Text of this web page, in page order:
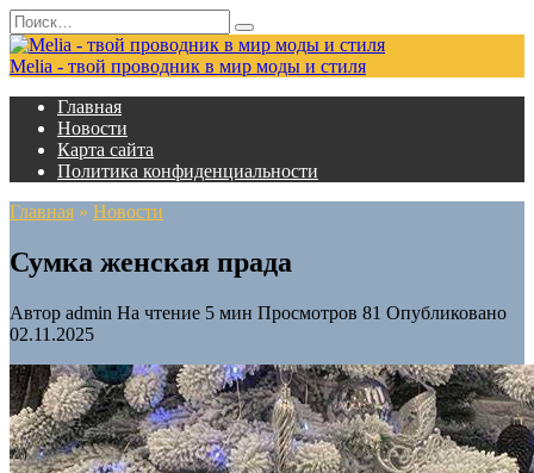
Перейти
к
содержанию
Search
for:
Melia - твой проводник в мир моды и стиля
Главная
Новости
Карта сайта
Политика конфиденциальности
Главная » Новости
Сумка женская прада
Автор admin На чтение 5 мин Просмотров 81 Опубликовано
02.11.2025